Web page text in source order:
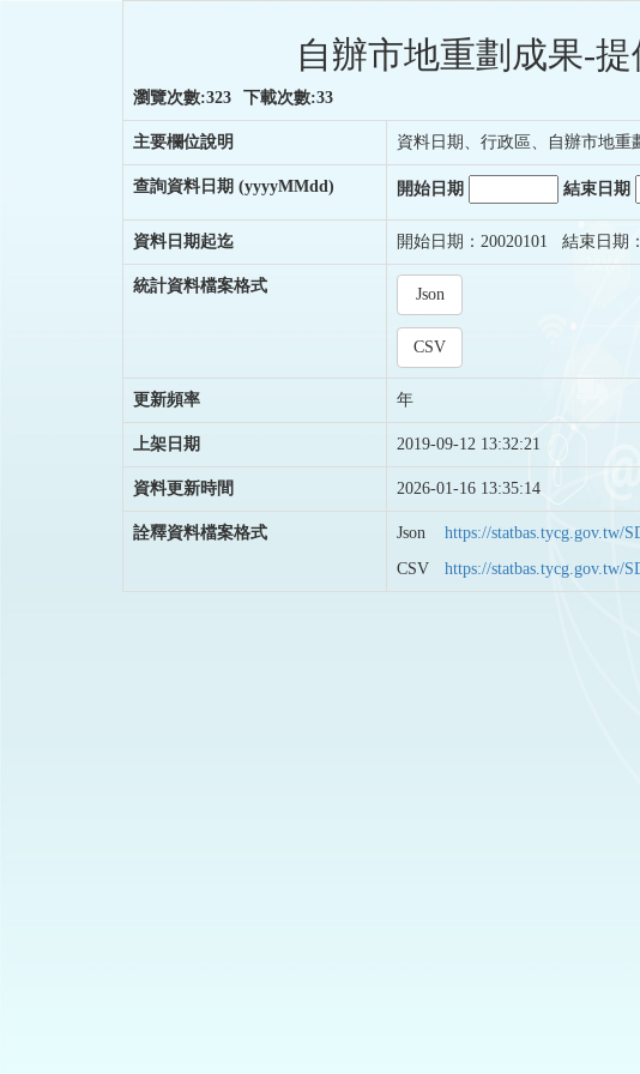
自辦市地重劃成果-
瀏覽次數:323 下載次數:33
主要欄位說明 資料日期、行政區、自辦市地重
查詢資料日期 (yyyyMMdd) 開始日期 結束日期
資料日期起迄 開始日期：20020101 結束日期
統計資料檔案格式 Json
CSV
更新頻率 年
上架日期 2019-09-12 13:32:21
資料更新時間 2026-01-16 13:35:14
詮釋資料檔案格式 Json
https://statbas.tycg.gov.tw/
CSV
https://statbas.tycg.gov.tw/